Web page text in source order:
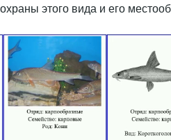
охраны этого вида и его